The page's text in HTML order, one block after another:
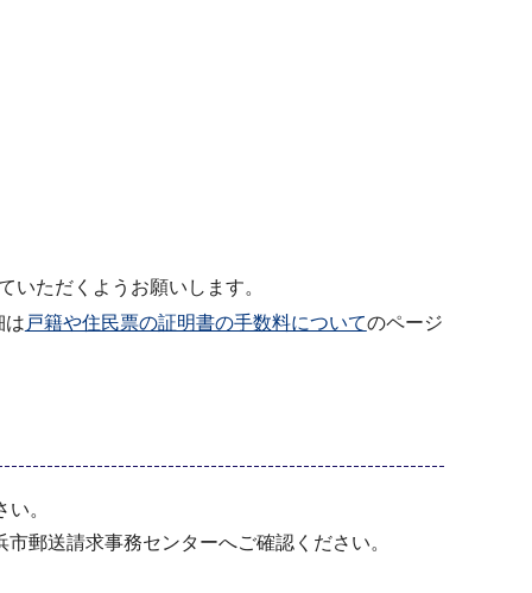
ただくようお願いします。
は 戸籍や住民票の証明書の手数料についてのページ
。
郵送請求事務センターへご確認ください。